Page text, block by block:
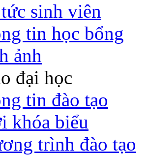
sinh viên
tin học bổng
ảnh
đại học
tin đào tạo
khóa biểu
trình đào tạo